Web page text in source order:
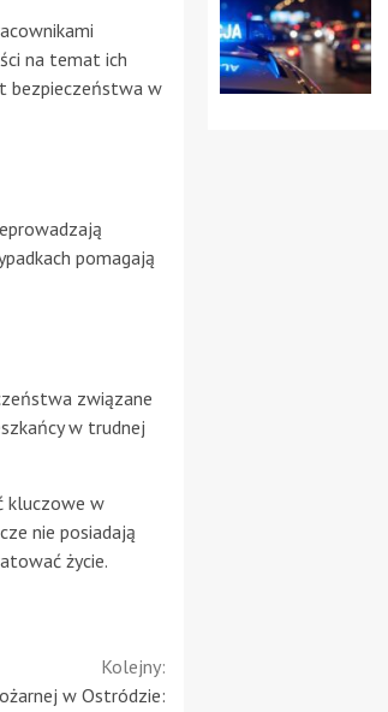
na temat ich
bezpieczeństwa w
pomagają
związane
w trudnej
kluczowe w
nie posiadają
życie.
Kolejny:
w Ostródzie: